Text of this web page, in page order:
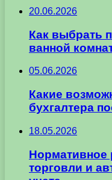
20.06.2026
Как выбрать
ванной
05.06.2026
Какие
бухгалтера
18.05.2026
Нормативное
торговли и